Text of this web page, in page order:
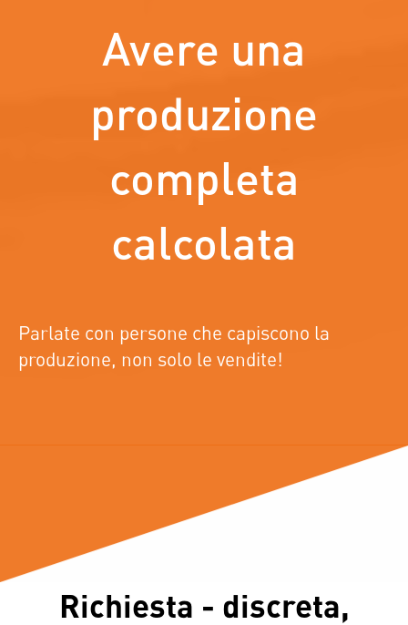
Avere una
produzione
completa
calcolata
Parlate con persone che capiscono la
produzione, non solo le vendite!
Richiesta - discreta,